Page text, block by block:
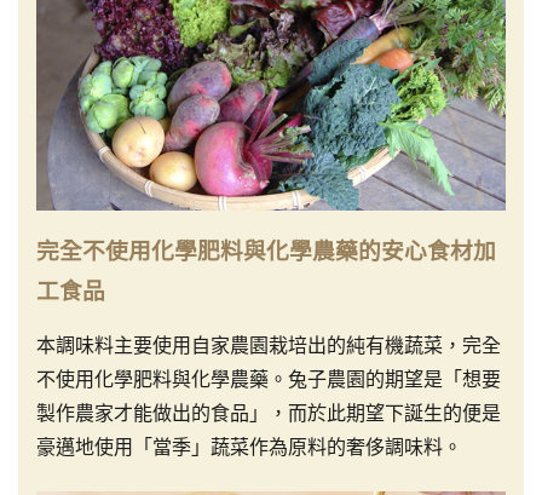
完全不使用化學肥料與化學農藥的安心食材加
工食品
本調味料主要使用自家農園栽培出的純有機蔬菜，完全
不使用化學肥料與化學農藥。兔子農園的期望是「想要
製作農家才能做出的食品」，而於此期望下誕生的便是
豪邁地使用「當季」蔬菜作為原料的奢侈調味料。